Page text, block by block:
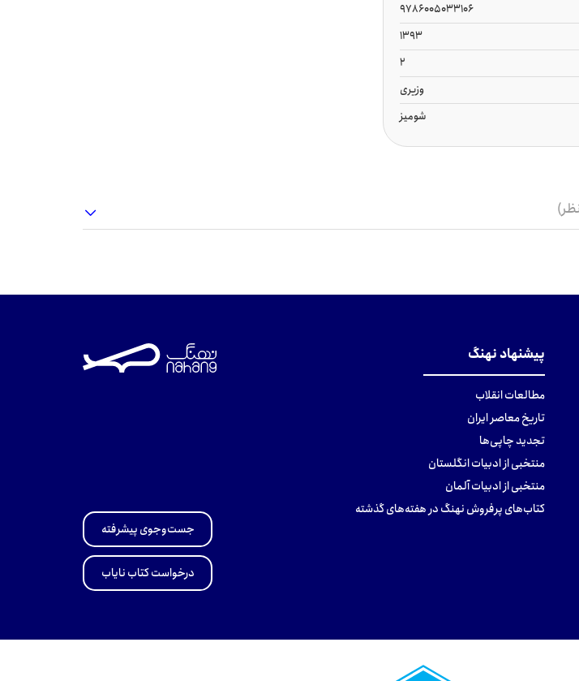
9786005033106
1393
2
وزیری
شومیز
پیشنهاد نهنگ
مطالعات انقلاب
تاریخ معاصر ایران
تجدید چاپی‌ها
منتخبی از ادبیات انگلستان
منتخبی از ادبیات آلمان
کتاب‌های پرفروش نهنگ در هفته‌های گذشته
جست‌وجوی پیشرفته
درخواست کتاب نایاب